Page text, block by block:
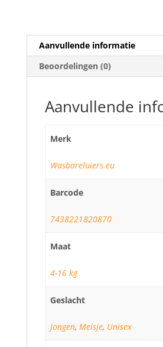
Aanvullende informatie
Beoordelingen (0)
Aanvullende
Merk
Wasbareluiers.eu
Barcode
7438221820870
Maat
4-16 kg
Geslacht
Jongen, Meisje, Unisex